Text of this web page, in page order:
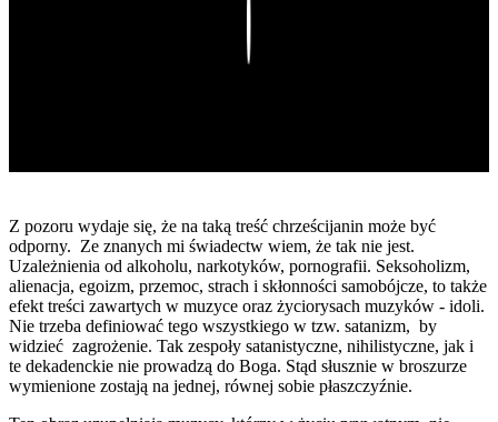
Z pozoru wydaje się, że na taką treść chrześcijanin może być
odporny. Ze znanych mi świadectw wiem, że tak nie jest.
Uzależnienia od alkoholu, narkotyków, pornografii. Seksoholizm,
alienacja, egoizm, przemoc, strach i skłonności samobójcze, to także
efekt treści zawartych w muzyce oraz życiorysach muzyków - idoli.
Nie trzeba definiować tego wszystkiego w tzw. satanizm, by
widzieć zagrożenie. Tak zespoły satanistyczne, nihilistyczne, jak i
te dekadenckie nie prowadzą do Boga. Stąd słusznie w broszurze
wymienione zostają na jednej, równej sobie płaszczyźnie.